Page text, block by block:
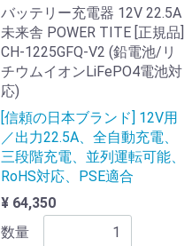
バッテリー充電器 12V 22.5A
未来舎 POWER TITE [正規品]
CH-1225GFQ-V2 (鉛電池/リ
チウムイオンLiFePO4電池対
応)
[信頼の日本ブランド] 12V用
／出力22.5A、全自動充電、
三段階充電、並列運転可能、
RoHS対応、PSE適合
¥ 64,350
数量